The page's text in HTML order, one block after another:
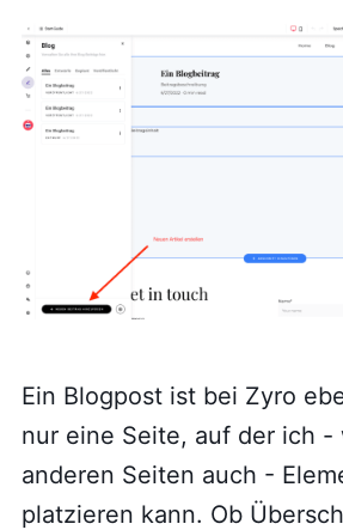
Ein Blogpost ist bei Zyro
nur eine Seite, auf der ich -
anderen Seiten auch -
platzieren kann. Ob